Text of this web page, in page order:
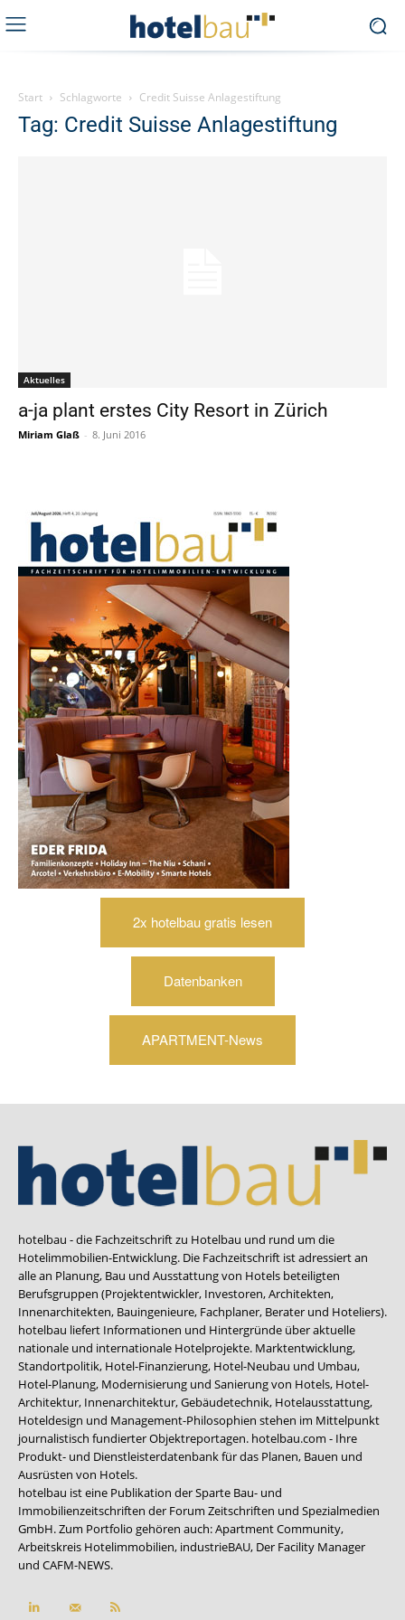
Start Schlagworte Credit Suisse Anlagestiftung
Tag: Credit Suisse Anlagestiftung
Aktuelles
a-ja plant erstes City Resort in Zürich
Miriam Glaß - 8. Juni 2016
2x hotelbau gratis lesen
Datenbanken
APARTMENT-News
hotelbau - die Fachzeitschrift zu Hotelbau und rund um die
Hotelimmobilien-Entwicklung. Die Fachzeitschrift ist adressiert an
alle an Planung, Bau und Ausstattung von Hotels beteiligten
Berufsgruppen (Projektentwickler, Investoren, Architekten,
Innenarchitekten, Bauingenieure, Fachplaner, Berater und Hoteliers).
hotelbau liefert Informationen und Hintergründe über aktuelle
nationale und internationale Hotelprojekte. Marktentwicklung,
Standortpolitik, Hotel-Finanzierung, Hotel-Neubau und Umbau,
Hotel-Planung, Modernisierung und Sanierung von Hotels, Hotel-
Architektur, Innenarchitektur, Gebäudetechnik, Hotelausstattung,
Hoteldesign und Management-Philosophien stehen im Mittelpunkt
journalistisch fundierter Objektreportagen. hotelbau.com - Ihre
Produkt- und Dienstleisterdatenbank für das Planen, Bauen und
Ausrüsten von Hotels.
hotelbau ist eine Publikation der Sparte Bau- und
Immobilienzeitschriften der Forum Zeitschriften und Spezialmedien
GmbH. Zum Portfolio gehören auch:Apartment Community,
Arbeitskreis Hotelimmobilien, industrieBAU, Der Facility Manager
und CAFM-NEWS.